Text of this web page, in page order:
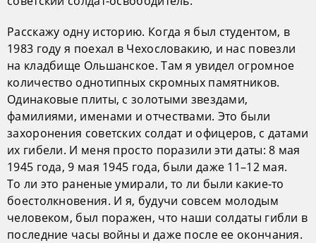
Расскажу одну историю. Когда я был студентом, в
1983 году я поехал в Чехословакию, и нас повезли
на кладбище Ольшанское. Там я увидел огромное
количество однотипных скромных памятников.
Одинаковые плиты, с золотыми звездами,
фамилиями, именами и отчествами. Это были
захоронения советских солдат и офицеров, с датами
их гибели. И меня просто поразили эти даты: 8 мая
1945 года, 9 мая 1945 года, были даже 11–12 мая.
То ли это раненые умирали, то ли были какие-то
боестолкновения. И я, будучи совсем молодым
человеком, был поражен, что наши солдаты гибли в
последние часы войны и даже после ее окончания.